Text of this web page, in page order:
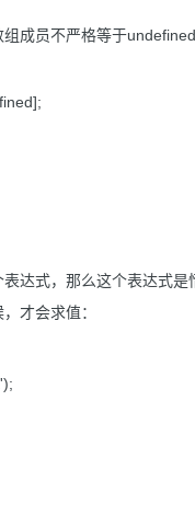
组成员不严格等于
达式，那么这个表达式是
才会求值：